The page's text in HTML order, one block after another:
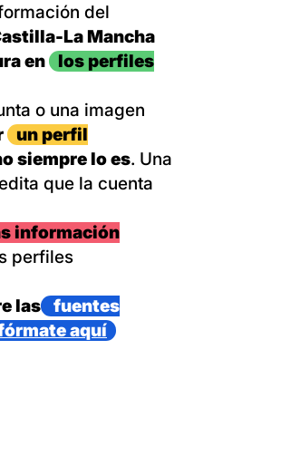
del
La Mancha
en
los perfiles
o una imagen
un perfil
siempre lo es. Una
que la cuenta
información
perfiles
las
fuentes
aquí